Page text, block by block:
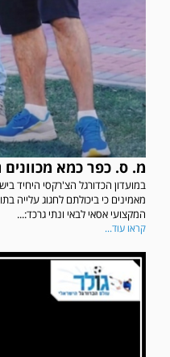
מ. ס. כפר כמא מכוונים
במועדון הכדורגל הצ'רקסי היחיד
מאמינים כי ביכולתם לחגוג עלייה
המקצועי אסאי לבאי ונתי גרכד:...
קראו עוד...